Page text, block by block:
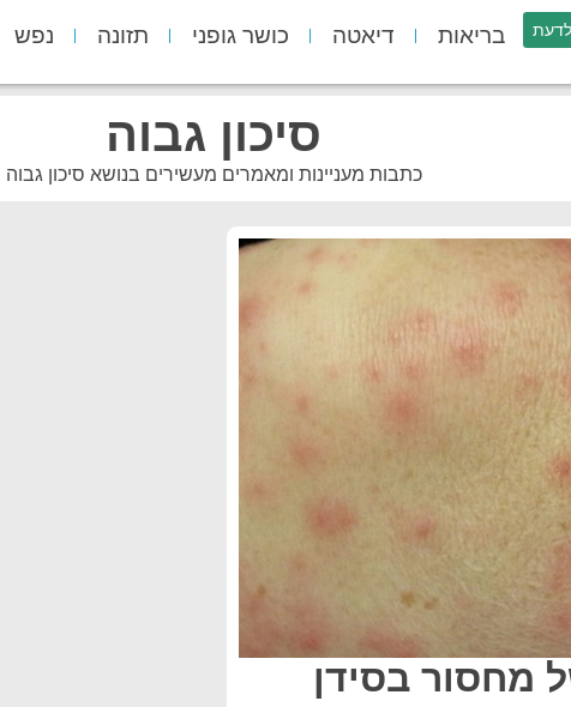
בריאות דיאטה כושר גופני תזונה נפש
סיכון גבוה
כתבות מעניינות ומאמרים מעשירים בנושא סיכון גבוה
מחסור בסידן